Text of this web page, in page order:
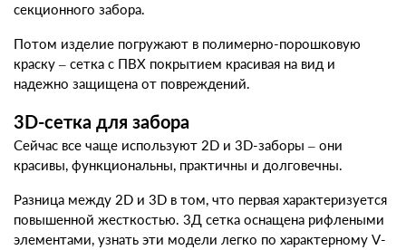
секционного забора.
Потом изделие погружают в полимерно-порошковую
краску – сетка с ПВХ покрытием красивая на вид и
надежно защищена от повреждений.
3D-сетка для забора
Сейчас все чаще используют 2D и 3D-заборы – они
красивы, функциональны, практичны и долговечны.
Разница между 2D и 3D в том, что первая характеризуется
повышенной жесткостью. 3Д сетка оснащена рифлеными
элементами, узнать эти модели легко по характерному V-